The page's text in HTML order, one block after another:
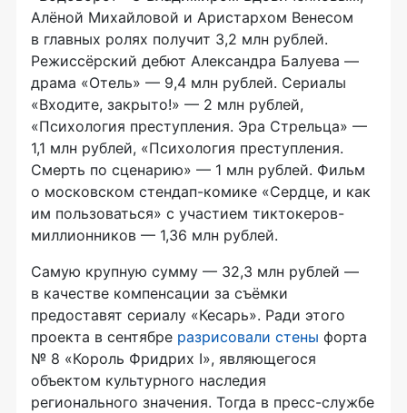
Алёной Михайловой и Аристархом Венесом
в главных ролях получит 3,2 млн рублей.
Режиссёрский дебют Александра Балуева —
драма «Отель» — 9,4 млн рублей. Сериалы
«Входите, закрыто!» — 2 млн рублей,
«Психология преступления. Эра Стрельца» —
1,1 млн рублей, «Психология преступления.
Смерть по сценарию» — 1 млн рублей. Фильм
о московском стендап-комике «Сердце, и как
им пользоваться» с участием тиктокеров-
миллионников — 1,36 млн рублей.
Самую крупную сумму — 32,3 млн рублей —
в качестве компенсации за съёмки
предоставят сериалу «Кесарь». Ради этого
проекта в сентябре разрисовали стены форта
№ 8 «Король Фридрих I», являющегося
объектом культурного наследия
регионального значения. Тогда в пресс-службе